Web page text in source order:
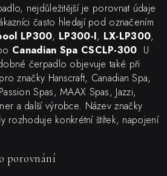
nejdůležitější je porovnat údaje
často hledají pod označením
LP300, LP300-I, LX-LP300,
Canadian Spa CSCLP-300. U
čerpadlo objevuje také při
značky Hanscraft, Canadian Spa,
Spas, MAAX Spas, Jazzi,
a další výrobce. Název značky
rozhoduje konkrétní štítek, napojení
porovnání